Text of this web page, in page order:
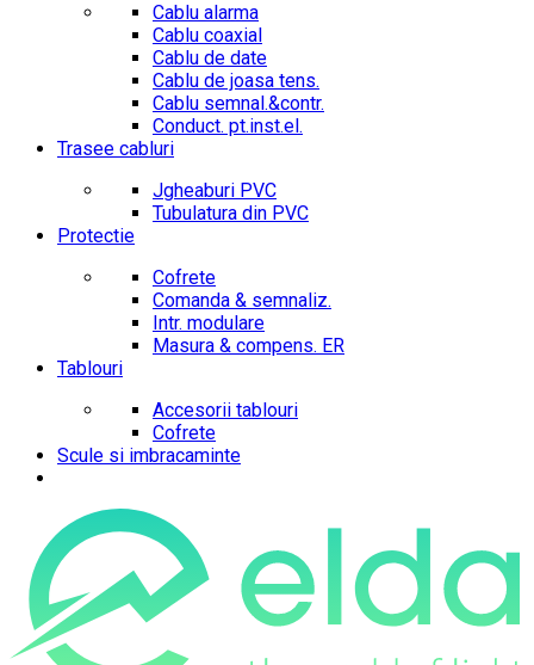
Cablu alarma
Cablu coaxial
Cablu de date
Cablu de joasa tens.
Cablu semnal.&contr.
Conduct. pt.inst.el.
Trasee cabluri
Jgheaburi PVC
Tubulatura din PVC
Protectie
Cofrete
Comanda & semnaliz.
Intr. modulare
Masura & compens. ER
Tablouri
Accesorii tablouri
Cofrete
Scule si imbracaminte